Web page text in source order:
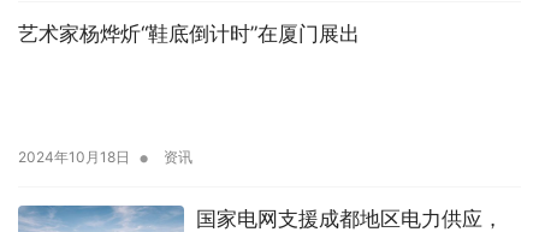
艺术家杨烨炘“鞋底倒计时”在厦门展出
2024年10月18日 • 资讯
国家电网支援成都地区电力供应，